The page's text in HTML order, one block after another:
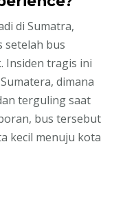
di Sumatra,
setelah bus
Insiden tragis ini
dimana
terguling saat
bus tersebut
kecil menuju kota